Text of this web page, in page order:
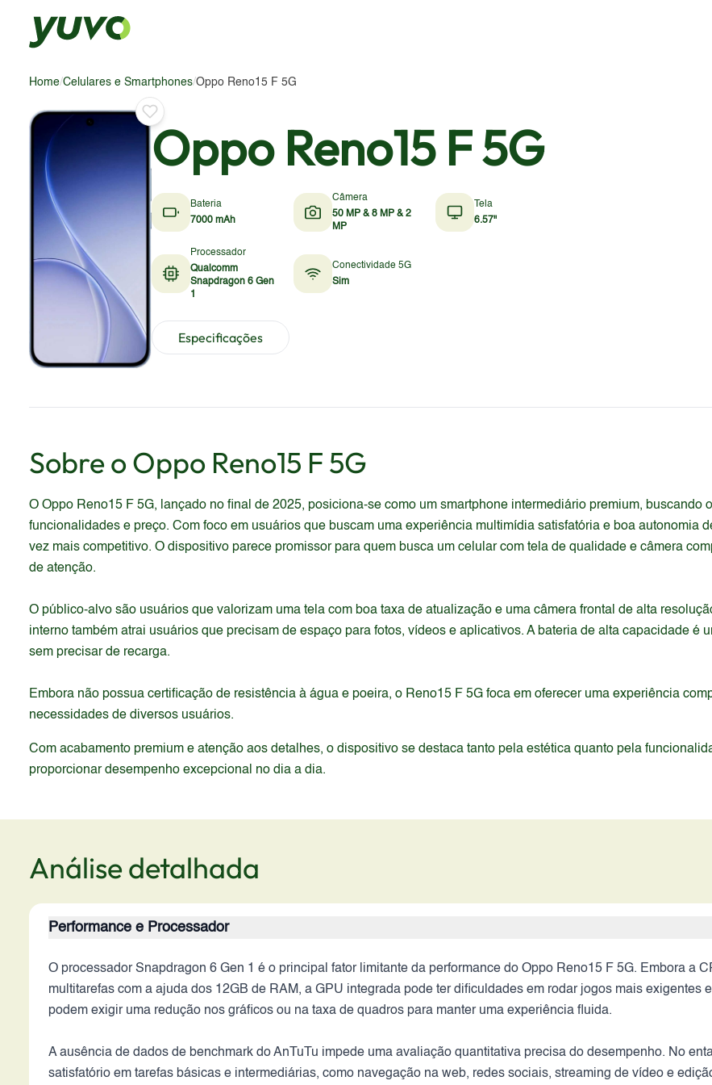
Home/Celulares e Smartphones/Oppo Reno15 F 5G
Oppo Reno15 F 5G
Bateria
7000 mAh
Câmera
50 MP & 8 MP & 2
MP
Tela
6.57"
Processador
Qualcomm
Snapdragon 6 Gen
1
Conectividade 5G
Sim
Especificações
Sobre o Oppo Reno15 F 5G
O Oppo Reno15 F 5G, lançado no final de 2025, posiciona-se como um smartphone intermediário premium, buscando
funcionalidades e preço. Com foco em usuários que buscam uma experiência multimídia satisfatória e boa autonomia
vez mais competitivo. O dispositivo parece promissor para quem busca um celular com tela de qualidade e câmera
de atenção.
O público-alvo são usuários que valorizam uma tela com boa taxa de atualização e uma câmera frontal de alta
interno também atrai usuários que precisam de espaço para fotos, vídeos e aplicativos. A bateria de alta capacidade é
sem precisar de recarga.
Embora não possua certificação de resistência à água e poeira, o Reno15 F 5G foca em oferecer uma experiência
necessidades de diversos usuários.
Com acabamento premium e atenção aos detalhes, o dispositivo se destaca tanto pela estética quanto pela
proporcionar desempenho excepcional no dia a dia.
Análise detalhada
Performance e Processador
O processador Snapdragon 6 Gen 1 é o principal fator limitante da performance do Oppo Reno15 F 5G. Embora a
multitarefas com a ajuda dos 12GB de RAM, a GPU integrada pode ter dificuldades em rodar jogos mais exigentes
podem exigir uma redução nos gráficos ou na taxa de quadros para manter uma experiência fluida.
A ausência de dados de benchmark do AnTuTu impede uma avaliação quantitativa precisa do desempenho. No
satisfatório em tarefas básicas e intermediárias, como navegação na web, redes sociais, streaming de vídeo e